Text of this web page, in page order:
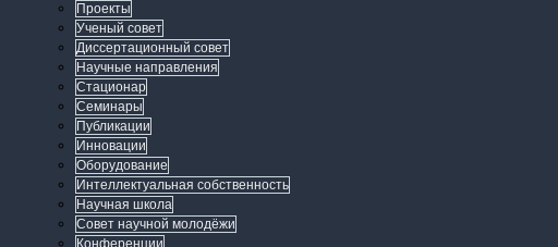
Проекты
Ученый совет
Диссертационный совет
Научные направления
Стационар
Семинары
Публикации
Инновации
Оборудование
Интеллектуальная собственность
Научная школа
Совет научной молодёжи
Конференции